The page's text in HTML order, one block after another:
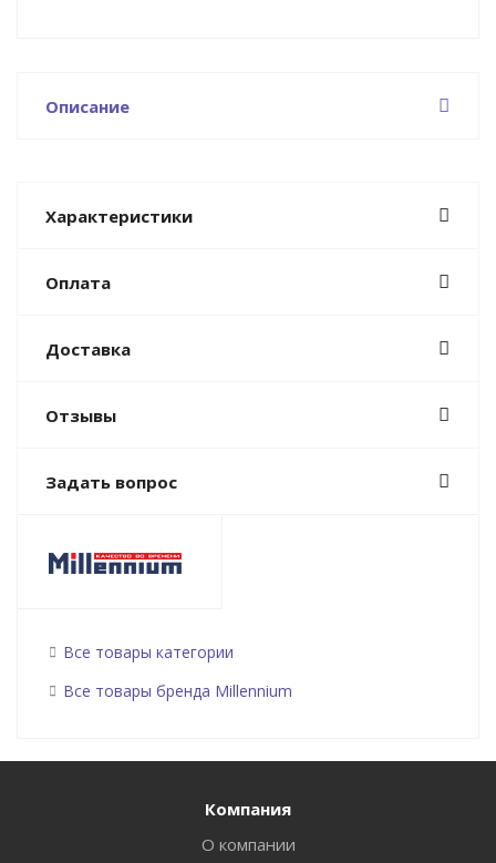
Описание
Характеристики
Оплата
Доставка
Отзывы
Задать вопрос
Все товары категории
Все товары бренда Millennium
Компания
О компании